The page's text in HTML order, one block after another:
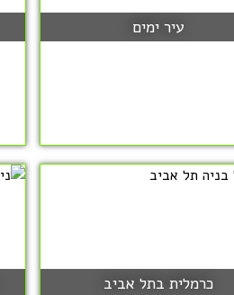
עיר ימים
כרמלית בתל אביב